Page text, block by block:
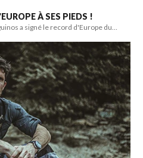
À SES PIEDS !
a signé le record d'Europe du